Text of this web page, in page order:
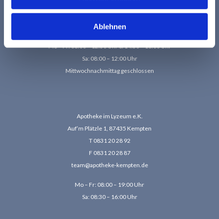
Ablehnen
F 08376 86 14
apotheke-sulzberg.de
Mo – Fr: 08:00 – 12:30 Uhr& 14:30 – 18:00 Uhr
Sa: 08:00 – 12:00 Uhr
Mittwochnachmittag geschlossen
Apotheke im Lyzeum e.K.
Auf’m Plätzle 1, 87435 Kempten
T 0831 20 28 92
F 0831 20 28 87
team@apotheke-kempten.de
Mo – Fr: 08:00 – 19:00 Uhr
Sa: 08:30 – 16:00 Uhr